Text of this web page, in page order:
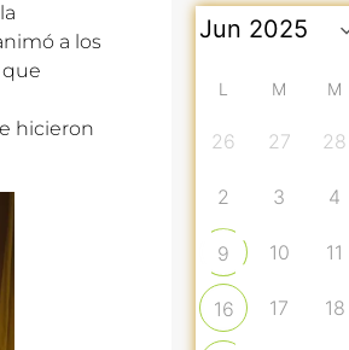
a los
hicieron
L M M
26 27 28
2 3 4
9 10 11
16 17 18